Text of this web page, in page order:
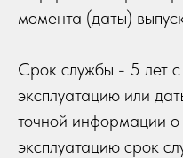
момента (даты)
Срок службы - 5 лет
эксплуатацию или
точной информации о
эксплуатацию срок